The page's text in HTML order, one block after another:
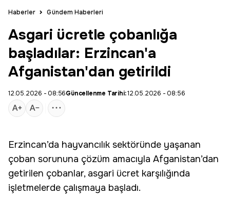
Haberler Gündem Haberleri
Asgari ücretle çobanlığa
başladılar: Erzincan'a
Afganistan'dan getirildi
12.05.2026 - 08:56Güncellenme Tarihi:12.05.2026 - 08:56
Erzincan’da hayvancılık sektöründe yaşanan
çoban sorununa çözüm amacıyla Afganistan’dan
getirilen çobanlar, asgari ücret karşılığında
işletmelerde çalışmaya başladı.